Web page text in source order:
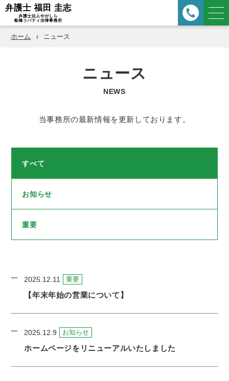
ホーム ニュース
ニュース
NEWS
当事務所の最新情報を更新しております。
すべて
お知らせ
重要
2025.12.11 重要
【年末年始の営業について】
2025.12.9 お知らせ
ホームページをリニューアルいたしました